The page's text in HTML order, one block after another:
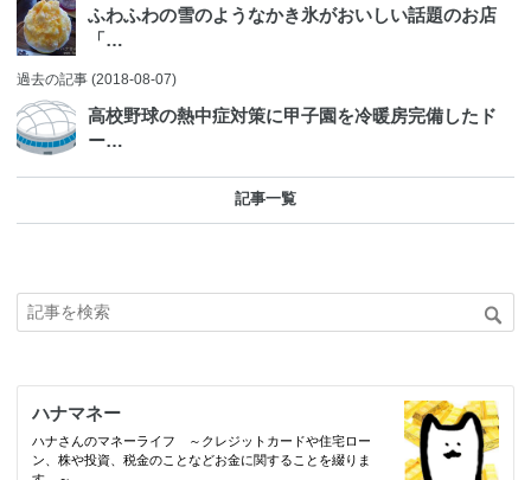
ふわふわの雪のようなかき氷がおいしい話題のお店
「…
過去の記事 (2018-08-07)
高校野球の熱中症対策に甲子園を冷暖房完備したド
ー…
記事一覧